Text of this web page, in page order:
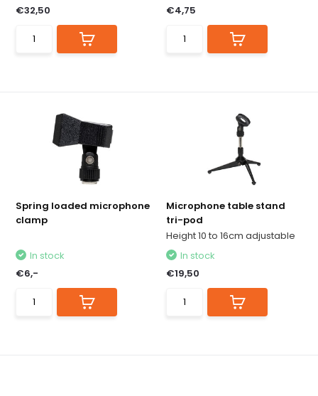
€32,50
€4,75
Spring loaded microphone
clamp
In stock
€6,-
Microphone table stand
tri-pod
Height 10 to 16cm adjustable
In stock
€19,50